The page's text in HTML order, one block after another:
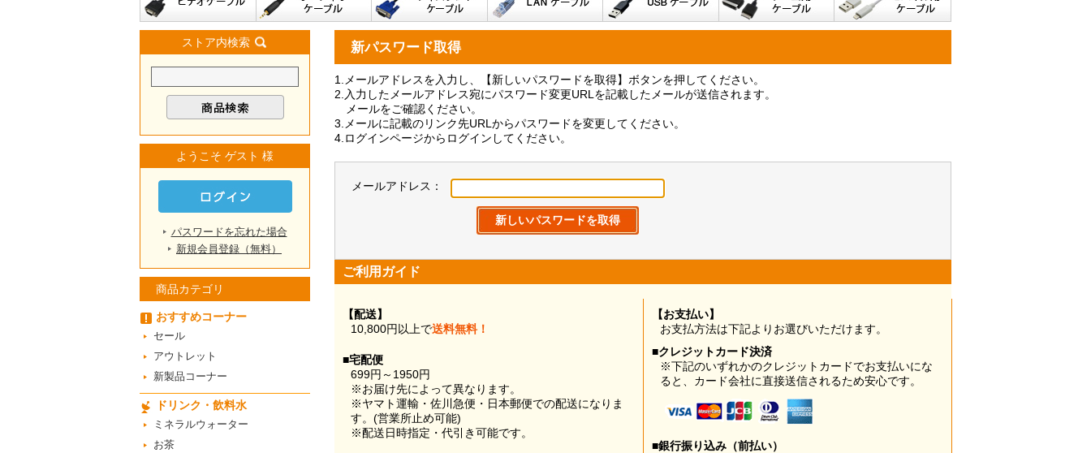
新パスワード取得
1.メールアドレスを入力し、【新しいパスワードを取得】ボタンを押してください。
2.入力したメールアドレス宛にパスワード変更URLを記載したメールが送信されます。
メールをご確認ください。
3.メールに記載のリンク先URLからパスワードを変更してください。
4.ログインページからログインしてください。
メールアドレス：
ご利用ガイド
【配送】
10,800円以上で送料無料！
■宅配便
699円～1950円
※お届け先によって異なります。
※ヤマト運輸・佐川急便・日本郵便での配送になりま
す。(営業所止め可能)
※配送日時指定・代引き可能です。
【お支払い】
お支払方法は下記よりお選びいただけます。
■クレジットカード決済
※下記のいずれかのクレジットカードでお支払いにな
ると、カード会社に直接送信されるため安心です。
■銀行振り込み（前払い）
ストア内検索
ようこそ ゲスト 様
パスワードを忘れた場合
新規会員登録（無料）
商品カテゴリ
おすすめコーナー
セール
アウトレット
新製品コーナー
ドリンク・飲料水
ミネラルウォーター
お茶